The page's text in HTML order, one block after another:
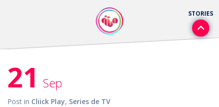
21 Sep
Post in Cliick Play, Series de TV